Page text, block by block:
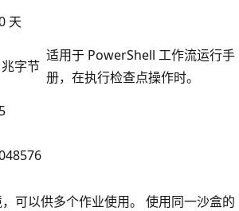
天
字节
适用于 PowerShell 工作流运行手
册，在执行检查点操作时。
可以供多个作业使用。 使用同一沙盒的